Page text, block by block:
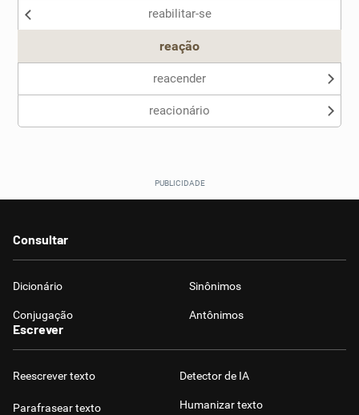
reabilitar-se
reação
reacender
reacionário
Consultar
Dicionário Sinônimos
Conjugação Antônimos
Escrever
Reescrever texto
Parafrasear texto
Detector de IA
Humanizar texto